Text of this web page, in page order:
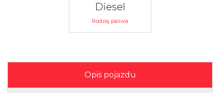
Diesel
Rodzaj paliwa
Opis pojazdu